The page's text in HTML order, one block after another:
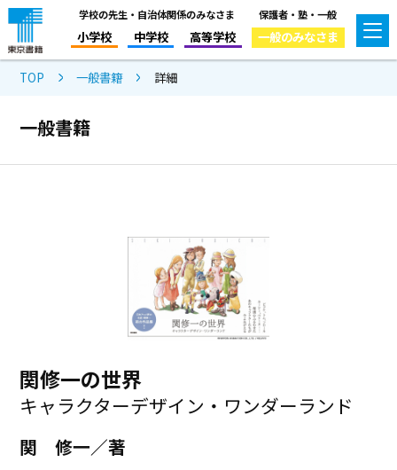
学校の先生・自治体関係のみなさま
小学校 中学校 高等学校
保護者・塾・一般
一般のみなさま
TOP 一般書籍 詳細
一般書籍
関修一の世界
キャラクターデザイン・ワンダーランド
関 修一／著